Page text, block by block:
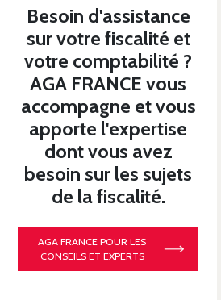
Besoin d'assistance
sur votre fiscalité et
votre comptabilité ?
AGA FRANCE vous
accompagne et vous
apporte l'expertise
dont vous avez
besoin sur les sujets
de la fiscalité.
AGA FRANCE POUR LES
CONSEILS ET EXPERTS